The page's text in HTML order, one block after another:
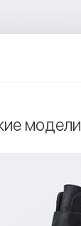
модели